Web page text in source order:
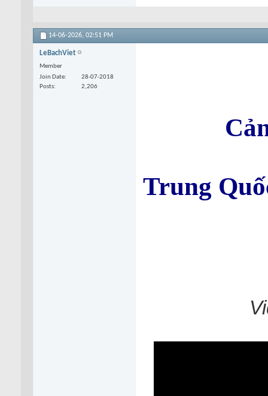
14-06-2026, 02:51 PM
LeBachViet
Member
Join Date
28-07-2018
Posts
2,206
Trung